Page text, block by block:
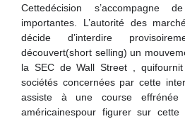
Cettedécision s’accompagne
importantes. L’autorité des
décide d’interdire
découvert(short selling) un
la SEC de Wall Street ,
sociétés concernées par cette
assiste à une course effrénée
américainespour figurer sur